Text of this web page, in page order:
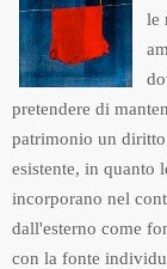
le
pretendere di
patrimonio un
esistente, in quanto
incorporano nel
dall'esterno come
con la fonte